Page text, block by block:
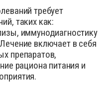
требует
таких как:
иммунодиагностику
включает в себя
препаратов,
рациона питания и